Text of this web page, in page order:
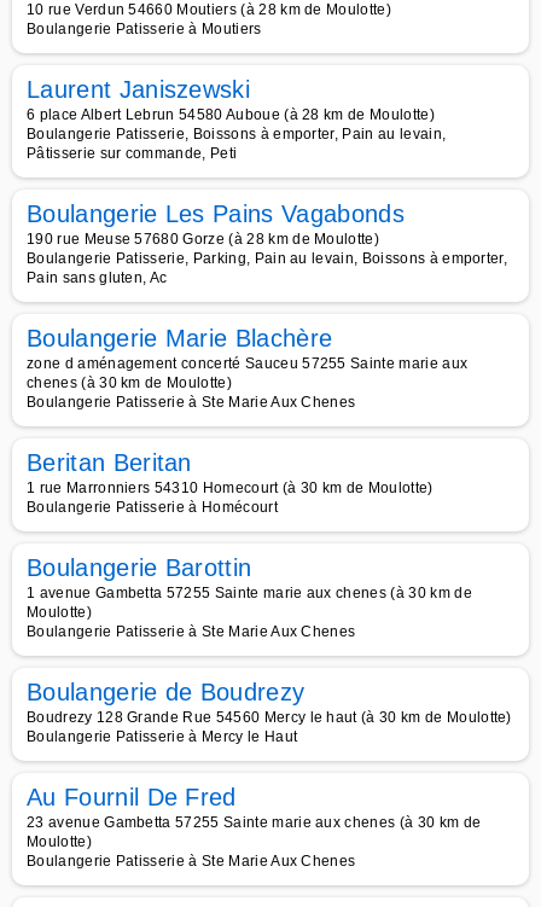
10 rue Verdun 54660 Moutiers (à 28 km de Moulotte)
Boulangerie Patisserie à Moutiers
Laurent Janiszewski
6 place Albert Lebrun 54580 Auboue (à 28 km de Moulotte)
Boulangerie Patisserie, Boissons à emporter, Pain au levain,
Pâtisserie sur commande, Peti
Boulangerie Les Pains Vagabonds
190 rue Meuse 57680 Gorze (à 28 km de Moulotte)
Boulangerie Patisserie, Parking, Pain au levain, Boissons à emporter,
Pain sans gluten, Ac
Boulangerie Marie Blachère
zone d aménagement concerté Sauceu 57255 Sainte marie aux
chenes (à 30 km de Moulotte)
Boulangerie Patisserie à Ste Marie Aux Chenes
Beritan Beritan
1 rue Marronniers 54310 Homecourt (à 30 km de Moulotte)
Boulangerie Patisserie à Homécourt
Boulangerie Barottin
1 avenue Gambetta 57255 Sainte marie aux chenes (à 30 km de
Moulotte)
Boulangerie Patisserie à Ste Marie Aux Chenes
Boulangerie de Boudrezy
Boudrezy 128 Grande Rue 54560 Mercy le haut (à 30 km de Moulotte)
Boulangerie Patisserie à Mercy le Haut
Au Fournil De Fred
23 avenue Gambetta 57255 Sainte marie aux chenes (à 30 km de
Moulotte)
Boulangerie Patisserie à Ste Marie Aux Chenes